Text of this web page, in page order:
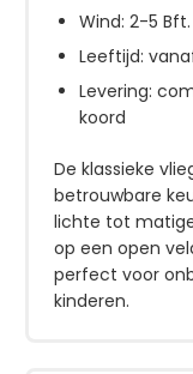
Wind: 2-5
Leeftijd:
Levering:
koord
De klassieke
betrouwbare
lichte tot
op een open
perfect voor
kinderen.